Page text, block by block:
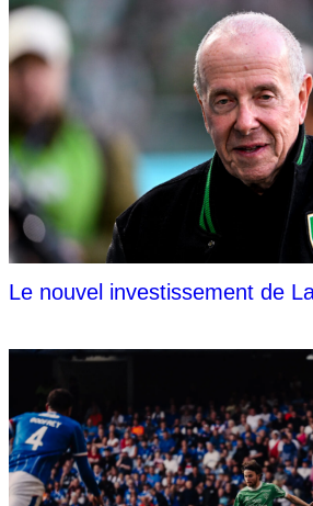
Le nouvel investissement de